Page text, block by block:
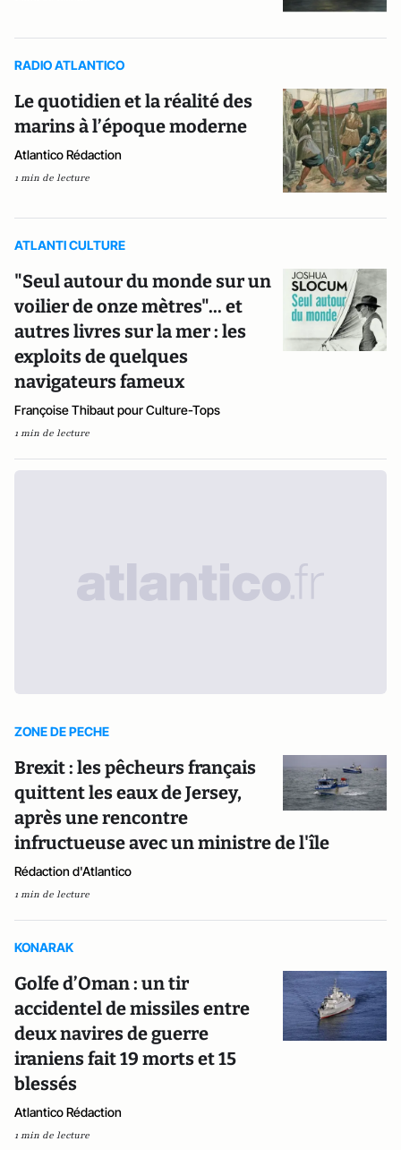
RADIO ATLANTICO
Le quotidien et la réalité des
marins à l’époque moderne
Atlantico Rédaction
1 min de lecture
ATLANTI CULTURE
"Seul autour du monde sur un
voilier de onze mètres"... et
autres livres sur la mer : les
exploits de quelques
navigateurs fameux
Françoise Thibaut pour Culture-Tops
1 min de lecture
ZONE DE PECHE
Brexit : les pêcheurs français
quittent les eaux de Jersey,
après une rencontre
infructueuse avec un ministre de l'île
Rédaction d'Atlantico
1 min de lecture
KONARAK
Golfe d’Oman : un tir
accidentel de missiles entre
deux navires de guerre
iraniens fait 19 morts et 15
blessés
Atlantico Rédaction
1 min de lecture